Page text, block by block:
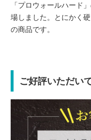
「プロウォールハード
場しました。とにかく
の商品です。
ご好評いただい